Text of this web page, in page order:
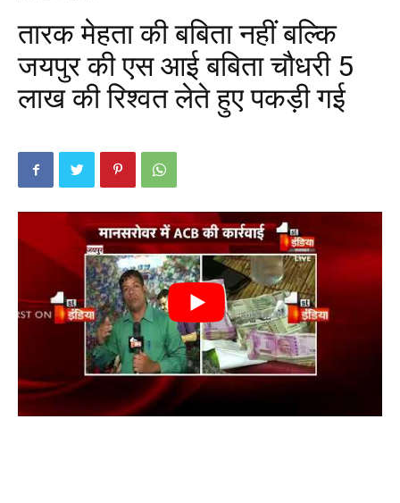
तारक मेहता की बबिता नहीं बल्कि
जयपुर की एस आई बबिता चौधरी 5
लाख की रिश्वत लेते हुए पकड़ी गई